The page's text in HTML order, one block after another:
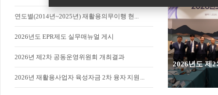
연도별(2014년~2025년) 재활용의무이행 현...
2026년도 EPR제도 실무매뉴얼 게시
2026년 제2차 공동운영위원회 개최결과
2026년 재활용사업자 육성자금 2차 융자 지원...
2026년도 제